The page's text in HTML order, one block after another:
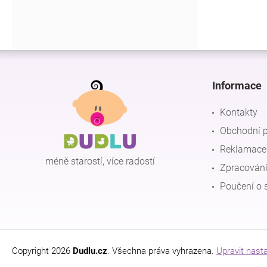
Z
méně starostí, více radostí
Informace
Kontakty
Obchodní
Poučení o
Copyright 2026 Dudlu.cz. Všechna práva vyhrazena. Upravit